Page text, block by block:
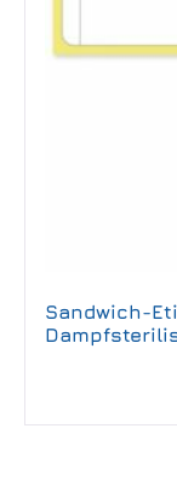
Sandwich-